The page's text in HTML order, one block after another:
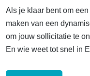
Als je klaar bent om
maken van een
om jouw sollicitatie te
En wie weet tot snel in